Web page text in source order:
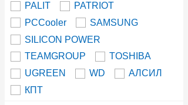
PALIT
PATRIOT
PCCooler
SAMSUNG
SILICON POWER
TEAMGROUP
TOSHIBA
UGREEN
WD
АЛСИЛ
КПТ